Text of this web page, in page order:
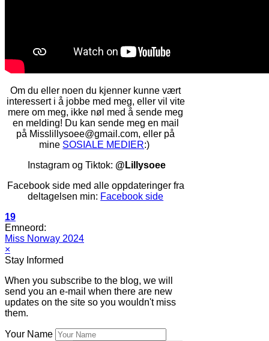
Om du eller noen du kjenner kunne vært
interessert i å jobbe med meg, eller vil vite
mere om meg, ikke nøl med å sende meg
en melding! Du kan sende meg en mail
på Misslillysoee@gmail.com, eller på
mine SOSIALE MEDIER:)
Instagram og Tiktok: @Lillysoee
Facebook side med alle oppdateringer fra
deltagelsen min: Facebook side
19
Emneord:
Miss Norway 2024
×
Stay Informed
When you subscribe to the blog, we will
send you an e-mail when there are new
updates on the site so you wouldn't miss
them.
Your Name